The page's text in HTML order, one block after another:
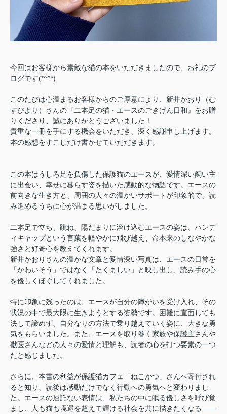
今回はお客様から素敵な猫の本をいただきましたので、お礼のブ
ログです(*^^*)
このたびは心温まるお客様からのご厚意により、新井かおり（む
すびより）さんの『二本足の猫・エースのごきげん日和』をお贈
りくださり、誠にありがとうございました！
貴重な一冊を手にする機会をいただき、深く感謝申し上げます。
本の感想をすこしだけ書かせていただきます。
この本はうしろ足を負傷した保護猫のエースが、愛情深い飼い主
に出会い、幸せに暮らす姿を描いた感動的な物語です。エースの
前向きな生き方と、周囲の人々の温かいサポートが印象的で、読
み進めるうちに心が温まる思いがしました。
二本足で立ち、跳ね、陽だまりに溶け込むエースの姿は、ハンデ
ィキャップという言葉を軽やかに飛び越え、命本来のしなやかな
強さと好奇心を教えてくれます。
新井かおりさんの温かな文章と愛情深い写真は、エースの日常を
「かわいそう」ではなく「たくましい」と映し出し、読み手の心
を優しくほぐしてくれました。
特に印象に残ったのは、エースが自分の障がいを受け入れ、その
状況の中で最大限に生きようとする姿勢です。困難に直面しても
決して諦めず、自分なりの方法で乗り越えていく姿に、大きな勇
気をもらいました。また、エースを取り巻く家族や保護主さんや
獣医さんなどの人々の愛情と理解も、読者の心を打つ要素の一つ
だと感じました。
さらに、本書の利益が保護猫カフェ「ねこかつ」さんへ寄付され
ると知り、読後は感動だけでなく行動への勇気へと変わりまし
た。エースの屈託ない表情は、私たちの中に眠る優しさを呼び覚
まし、人も猫も境遇を超えて輝ける社会を共に描きたくなる――